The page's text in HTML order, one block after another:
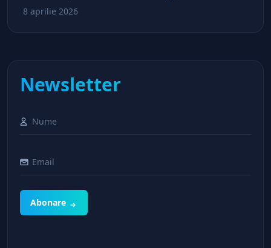
8 aprilie 2026
Newsletter
Abonare